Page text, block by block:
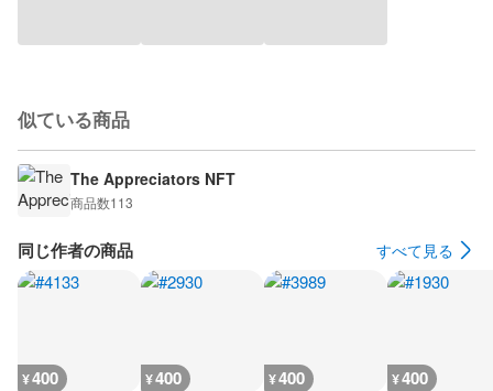
似ている商品
The Appreciators NFT
商品数113
同じ作者の商品 すべて見る
¥400 ¥400 ¥400 ¥400